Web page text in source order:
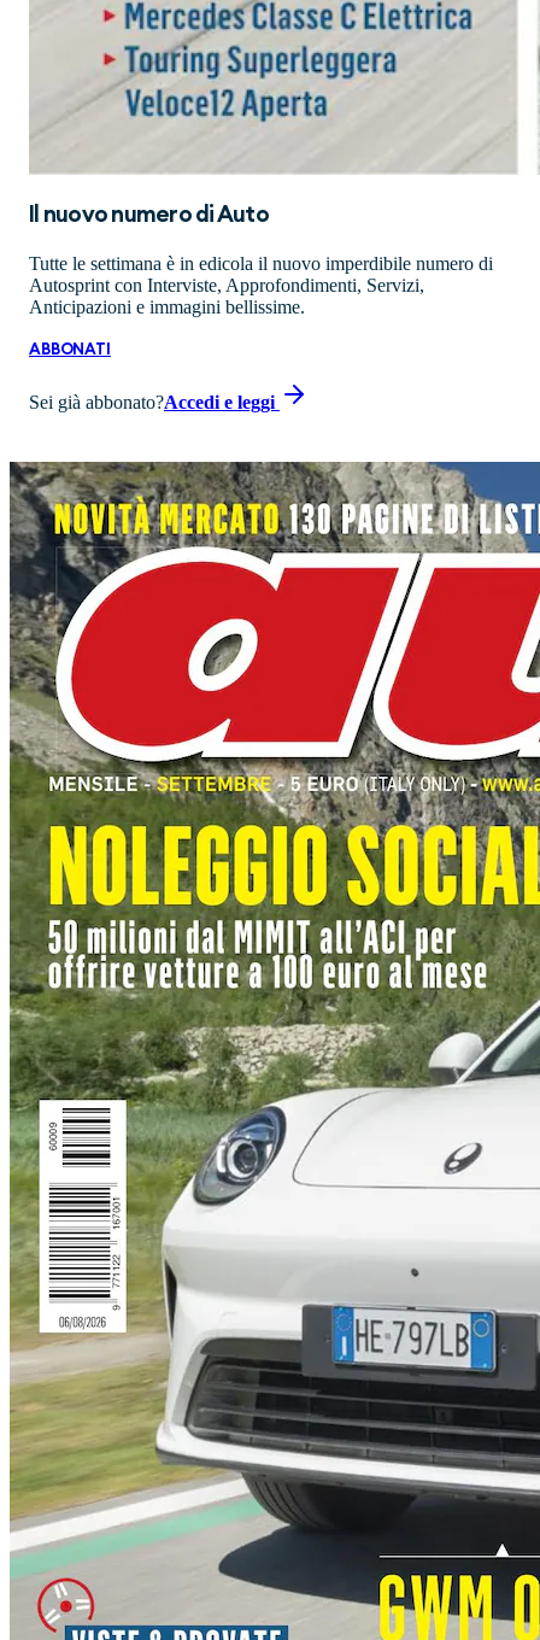
Il nuovo numero diAuto
Tutte le settimana è in edicola il nuovo imperdibile numero di
Autosprint con Interviste, Approfondimenti, Servizi,
Anticipazioni e immagini bellissime.
ABBONATI
Sei già abbonato?Accedi e leggi